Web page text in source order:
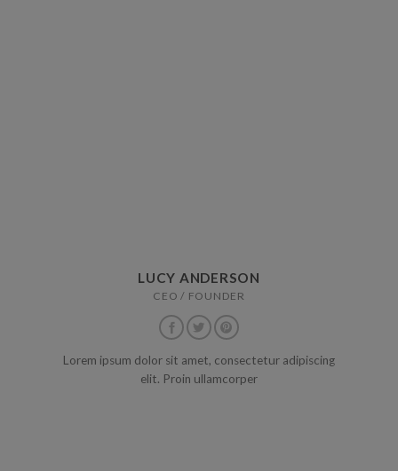
LUCY ANDERSON
CEO / FOUNDER
Lorem ipsum dolor sit amet, consectetur adipiscing
elit. Proin ullamcorper